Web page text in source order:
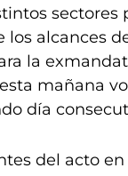
sectores
los alcances
la
mañana
día
del acto